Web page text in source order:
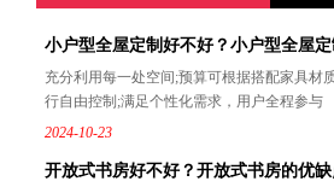
小户型全屋定制好不好？小户型全屋
充分利用每一处空间;预算可根据搭配家具材
行自由控制;满足个性化需求，用户全程参与
2024-10-23
开放式书房好不好？开放式书房的优缺